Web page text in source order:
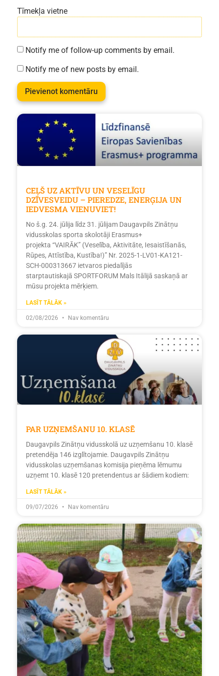
Tīmekļa vietne
Notify me of follow-up comments by email.
Notify me of new posts by email.
CEĻŠ UZ AKTĪVU UN VESELĪGU
DZĪVESVEIDU – PIEREDZE, ENERĢIJA UN
IEDVESMA VIENUVIET!
No š.g. 24. jūlija līdz 31. jūlijam Daugavpils Zinātņu
vidusskolas sporta skolotāji Erasmus+
projekta “VAIRĀK” (Veselība, Aktivitāte, Iesaistīšanās,
Rūpes, Attīstība, Kustība!)” Nr. 2025-1-LV01-KA121-
SCH-000313667 ietvaros piedalījās
starptautiskajā SPORTFORUM Mals Itālijā saskaņā ar
mūsu projekta mērķiem.
LASĪT TĀLĀK »
02/08/2026 Nav komentāru
PAR UZŅEMŠANU 10. KLASĒ
Daugavpils Zinātņu vidusskolā uz uzņemšanu 10. klasē
pretendēja 146 izglītojamie. Daugavpils Zinātņu
vidusskolas uzņemšanas komisija pieņēma lēmumu
uzņemt 10. klasē 120 pretendentus ar šādiem kodiem:
LASĪT TĀLĀK »
09/07/2026 Nav komentāru